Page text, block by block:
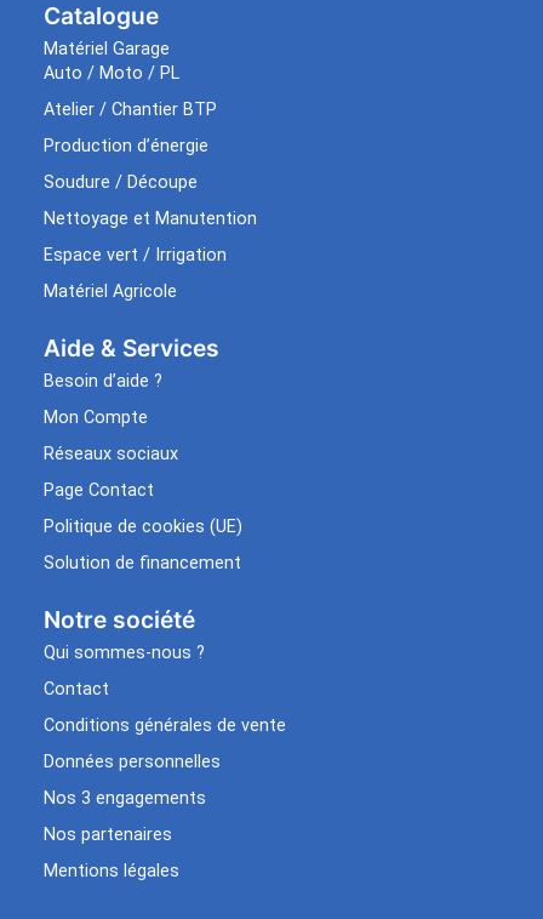
Catalogue
Matériel Garage
Auto / Moto / PL
Atelier / Chantier BTP
Production d’énergie
Soudure / Découpe
Nettoyage et Manutention
Espace vert / Irrigation
Matériel Agricole
Aide & Services​
Besoin d’aide ?
Mon Compte
Réseaux sociaux
Page Contact
Politique de cookies (UE)
Solution de financement
Notre société
Qui sommes-nous ?
Contact
Conditions générales de vente
Données personnelles
Nos 3 engagements
Nos partenaires
Mentions légales